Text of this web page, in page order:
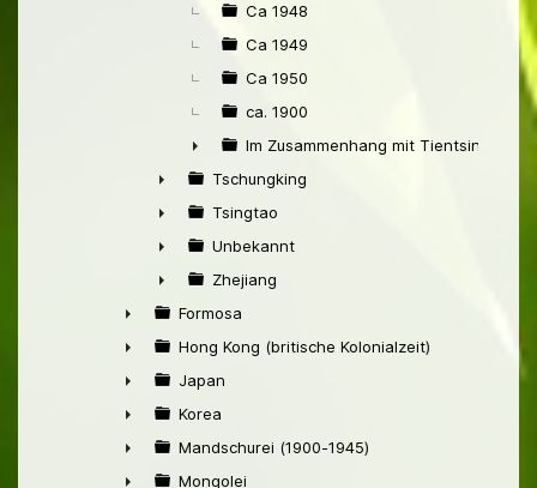
Ca 1948
Ca 1949
Ca 1950
ca. 1900
►
Im Zusammenhang mit Tientsin
►
Tschungking
►
Tsingtao
►
Unbekannt
►
Zhejiang
►
Formosa
►
Hong Kong (britische Kolonialzeit)
►
Japan
►
Korea
►
Mandschurei (1900-1945)
Mongolei